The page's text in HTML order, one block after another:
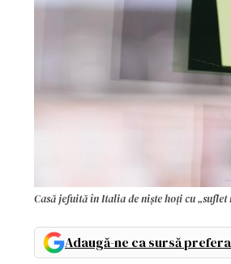
Casă jefuită în Italia de niște hoți cu
Adaugă-ne ca sursă